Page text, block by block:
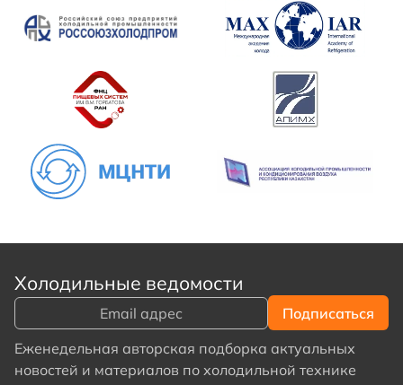
Холодильные ведомости
Еженедельная авторская подборка актуальных
новостей и материалов по холодильной технике